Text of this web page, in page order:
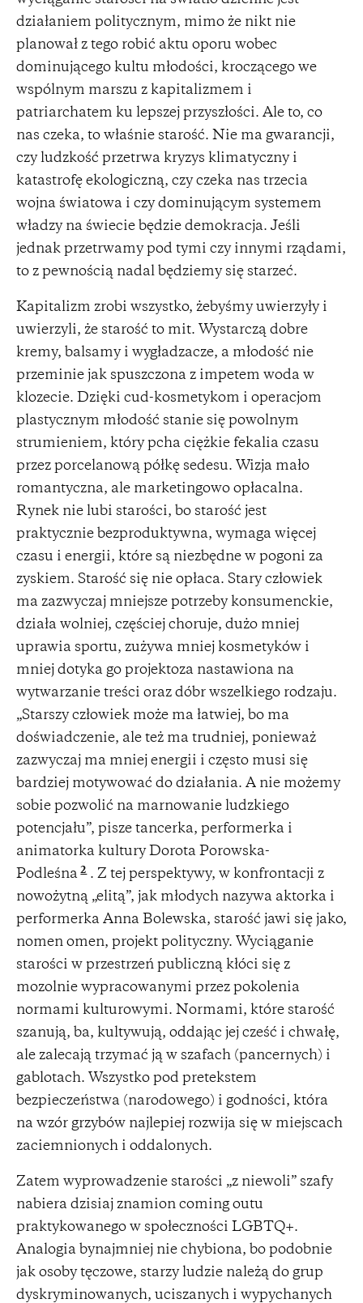
działaniem politycznym, mimo że nikt nie
planował z tego robić aktu oporu wobec
dominującego kultu młodości, kroczącego we
wspólnym marszu z kapitalizmem i
patriarchatem ku lepszej przyszłości. Ale to, co
nas czeka, to właśnie starość. Nie ma gwarancji,
czy ludzkość przetrwa kryzys klimatyczny i
katastrofę ekologiczną, czy czeka nas trzecia
wojna światowa i czy dominującym systemem
władzy na świecie będzie demokracja. Jeśli
jednak przetrwamy pod tymi czy innymi rządami,
to z pewnością nadal będziemy się starzeć.
Kapitalizm zrobi wszystko, żebyśmy uwierzyły i
uwierzyli, że starość to mit. Wystarczą dobre
kremy, balsamy i wygładzacze, a młodość nie
przeminie jak spuszczona z impetem woda w
klozecie. Dzięki cud-kosmetykom i operacjom
plastycznym młodość stanie się powolnym
strumieniem, który pcha ciężkie fekalia czasu
przez porcelanową półkę sedesu. Wizja mało
romantyczna, ale marketingowo opłacalna.
Rynek nie lubi starości, bo starość jest
praktycznie bezproduktywna, wymaga więcej
czasu i energii, które są niezbędne w pogoni za
zyskiem. Starość się nie opłaca. Stary człowiek
ma zazwyczaj mniejsze potrzeby konsumenckie,
działa wolniej, częściej choruje, dużo mniej
uprawia sportu, zużywa mniej kosmetyków i
mniej dotyka go projektoza nastawiona na
wytwarzanie treści oraz dóbr wszelkiego rodzaju.
„Starszy człowiek może ma łatwiej, bo ma
doświadczenie, ale też ma trudniej, ponieważ
zazwyczaj ma mniej energii i często musi się
bardziej motywować do działania. A nie możemy
sobie pozwolić na marnowanie ludzkiego
potencjału”, pisze tancerka, performerka i
animatorka kultury Dorota Porowska-
Podleśna 2 . Z tej perspektywy, w konfrontacji z
nowożytną „elitą”, jak młodych nazywa aktorka i
performerka Anna Bolewska, starość jawi się jako,
nomen omen, projekt polityczny. Wyciąganie
starości w przestrzeń publiczną kłóci się z
mozolnie wypracowanymi przez pokolenia
normami kulturowymi. Normami, które starość
szanują, ba, kultywują, oddając jej cześć i chwałę,
ale zalecają trzymać ją w szafach (pancernych) i
gablotach. Wszystko pod pretekstem
bezpieczeństwa (narodowego) i godności, która
na wzór grzybów najlepiej rozwija się w miejscach
zaciemnionych i oddalonych.
Zatem wyprowadzenie starości „z niewoli” szafy
nabiera dzisiaj znamion coming outu
praktykowanego w społeczności LGBTQ+.
Analogia bynajmniej nie chybiona, bo podobnie
jak osoby tęczowe, starzy ludzie należą do grup
dyskryminowanych, uciszanych i wypychanych